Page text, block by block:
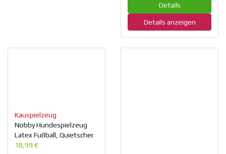
Details
Details anzeigen
Kauspielzeug
Nobby Hundespielzeug
Latex Fußball, Quietscher
18,99 €